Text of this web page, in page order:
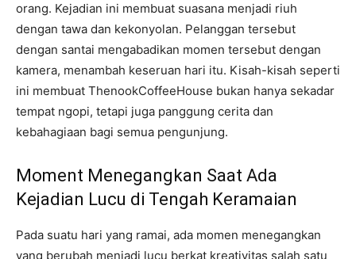
orang. Kejadian ini membuat suasana menjadi riuh
dengan tawa dan kekonyolan. Pelanggan tersebut
dengan santai mengabadikan momen tersebut dengan
kamera, menambah keseruan hari itu. Kisah-kisah seperti
ini membuat ThenookCoffeeHouse bukan hanya sekadar
tempat ngopi, tetapi juga panggung cerita dan
kebahagiaan bagi semua pengunjung.
Moment Menegangkan Saat Ada
Kejadian Lucu di Tengah Keramaian
Pada suatu hari yang ramai, ada momen menegangkan
yang berubah menjadi lucu berkat kreativitas salah satu